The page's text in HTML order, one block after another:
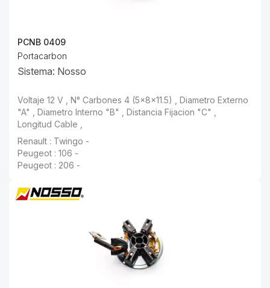
PCNB 0409
Portacarbon
Sistema: Nosso
Voltaje 12 V , N° Carbones 4 (5x8x11.5) , Diametro Externo "A" , Diametro Interno "B" , Distancia Fijacion "C" , Longitud Cable ,
Peugeot : 106 -
Peugeot : 206 -